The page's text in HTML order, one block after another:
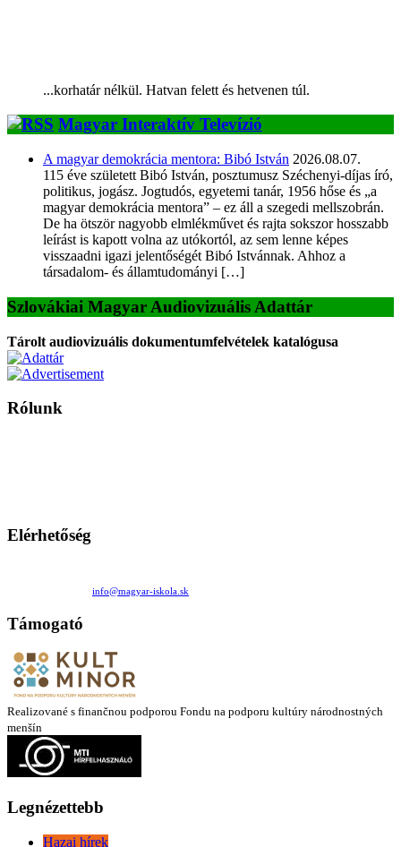
...korhatár nélkül. Hatvan felett és hetvenen túl.
Magyar Interaktív Televízió
A magyar demokrácia mentora: Bibó István 2026.08.07.
115 éve született Bibó István, posztumusz Széchenyi-díjas író,
politikus, jogász. Jogtudós, egyetemi tanár, 1956 hőse és „a
magyar demokrácia mentora” – ez áll a szegedi mellszobrán.
De ha ötször nagyobb elmlékművet és rajta sokszor hosszabb
leírást is kapott volna az utókortól, az sem lenne képes
visszaadni igazi jelentőségét Bibó Istvánnak. Ahhoz a
társadalom- és államtudományi […]
Szlovákiai Magyar Audiovizuális Adattár
Tárolt audiovizuális dokumentumfelvételek katalógusa
Rólunk
Elérhetőség
info@magyar-iskola.sk
Támogató
Realizované s finančnou podporou Fondu na podporu kultúry národnostných
menšín
Legnézettebb
Hazai hírek